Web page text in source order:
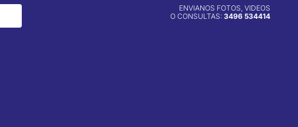
ENVIANOS FOTOS, VIDEOS
O CONSULTAS: 3496 534414